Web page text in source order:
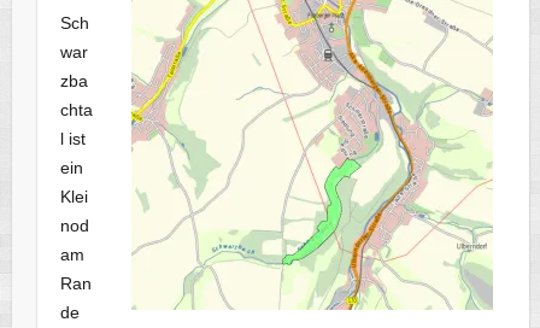
Sch
war
zba
chta
l ist
ein
Klei
nod
am
Ran
de